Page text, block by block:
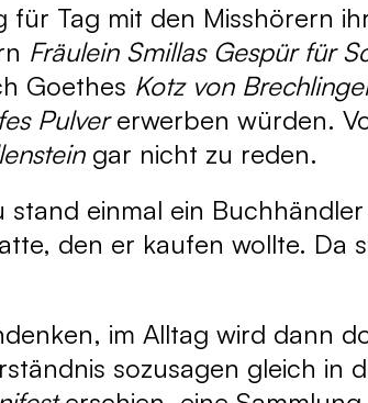
Tag mit den Misshörern
Fräulein Smillas Gespür für
Goethes Kotz von
Pulvererwerben würden.
gar nicht zu reden.
einmal ein
den er kaufen wollte. Da
im Alltag wird dann
sozusagen gleich in